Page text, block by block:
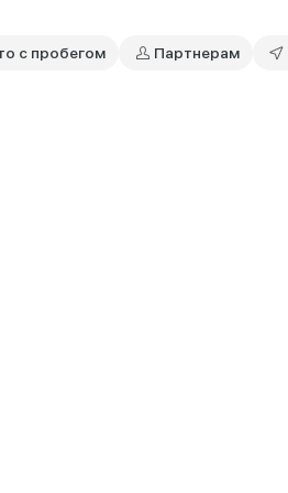
с пробегом Партнерам